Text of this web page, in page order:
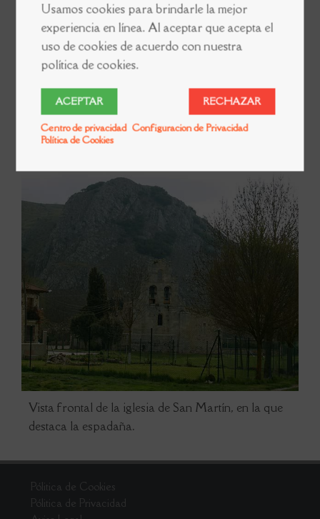
El principal elemento patrimonial es laIglesia de San
Martín, cuya construcción data del siglo XVII. Su
pórtico luce un arco de medio punto. Además, en el
exterior destaca la espadaña, rematada por medio de
un frontón. Ya en el interior del templo, lo más
sobresaliente es el retablo mayor, del siglo XVIII, y
sobre todo el altar de San Antón, que data de finales
del siglo XIV o principios del XV.
Vista frontal de la iglesia de San Martín, en la que
destaca la espadaña.
Pólitica de Cookies
Pólitica de Privacidad
Usamos cookies para brindarle la mejor
experiencia en línea. Al aceptar que acepta el
uso de cookies de acuerdo con nuestra
política de cookies.
ACEPTAR RECHAZAR
Centro de privacidad Configuracion de Privacidad
Política de Cookies